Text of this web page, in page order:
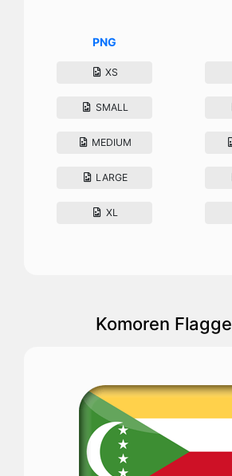
PNG
XS
SMALL
MEDIUM
LARGE
XL
Komoren Flagge